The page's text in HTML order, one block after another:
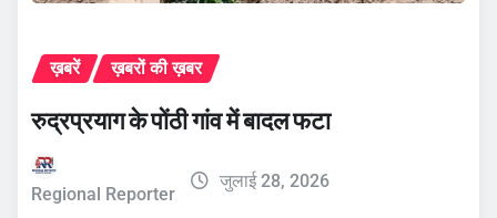
ख़बरें ख़बरों की ख़बर
रुद्रप्रयाग के पोंठी गांव में बादल फटा
Regional Reporter
जुलाई 28, 2026